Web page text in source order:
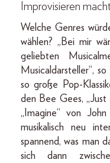
Improvisieren
Welche Genres
wählen? „Bei mir
geliebten
Musicaldarsteller“,
so große Pop-
den Bee Gees,
„Imagine“ von
musikalisch neu
spannend, was man
sich dann